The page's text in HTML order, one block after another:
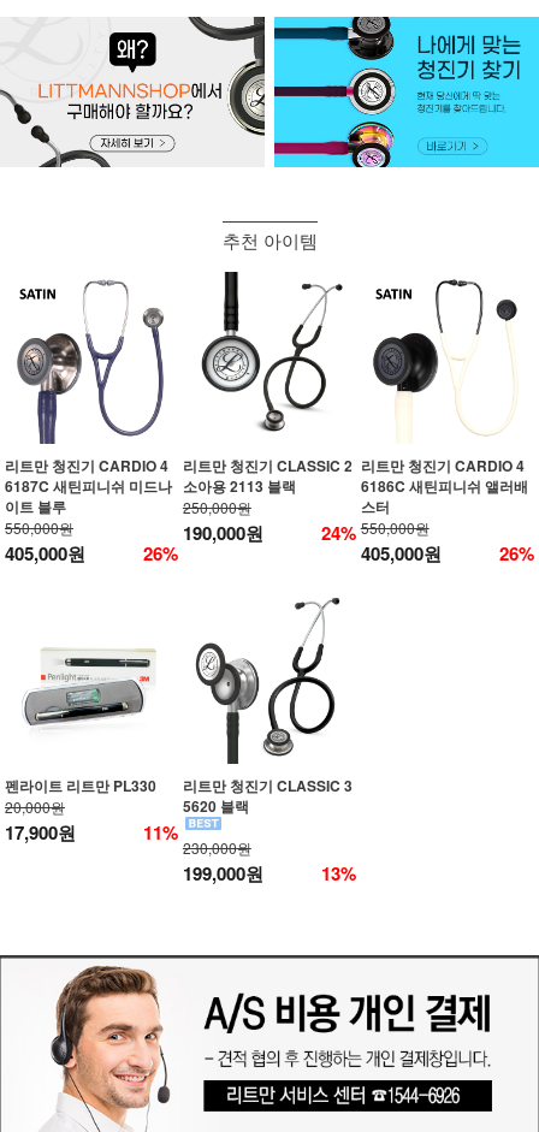
추천 아이템
리트만 청진기 CARDIO 4
6187C 새틴피니쉬 미드나
이트 블루
550,000원
405,000원 26%
리트만 청진기 CLASSIC 2
소아용 2113 블랙
250,000원
190,000원 24%
리트만 청진기 CARDIO 4
6186C 새틴피니쉬 앨러배
스터
550,000원
405,000원 26%
펜라이트 리트만 PL330
20,000원
17,900원 11%
리트만 청진기 CLASSIC 3
5620 블랙
230,000원
199,000원 13%